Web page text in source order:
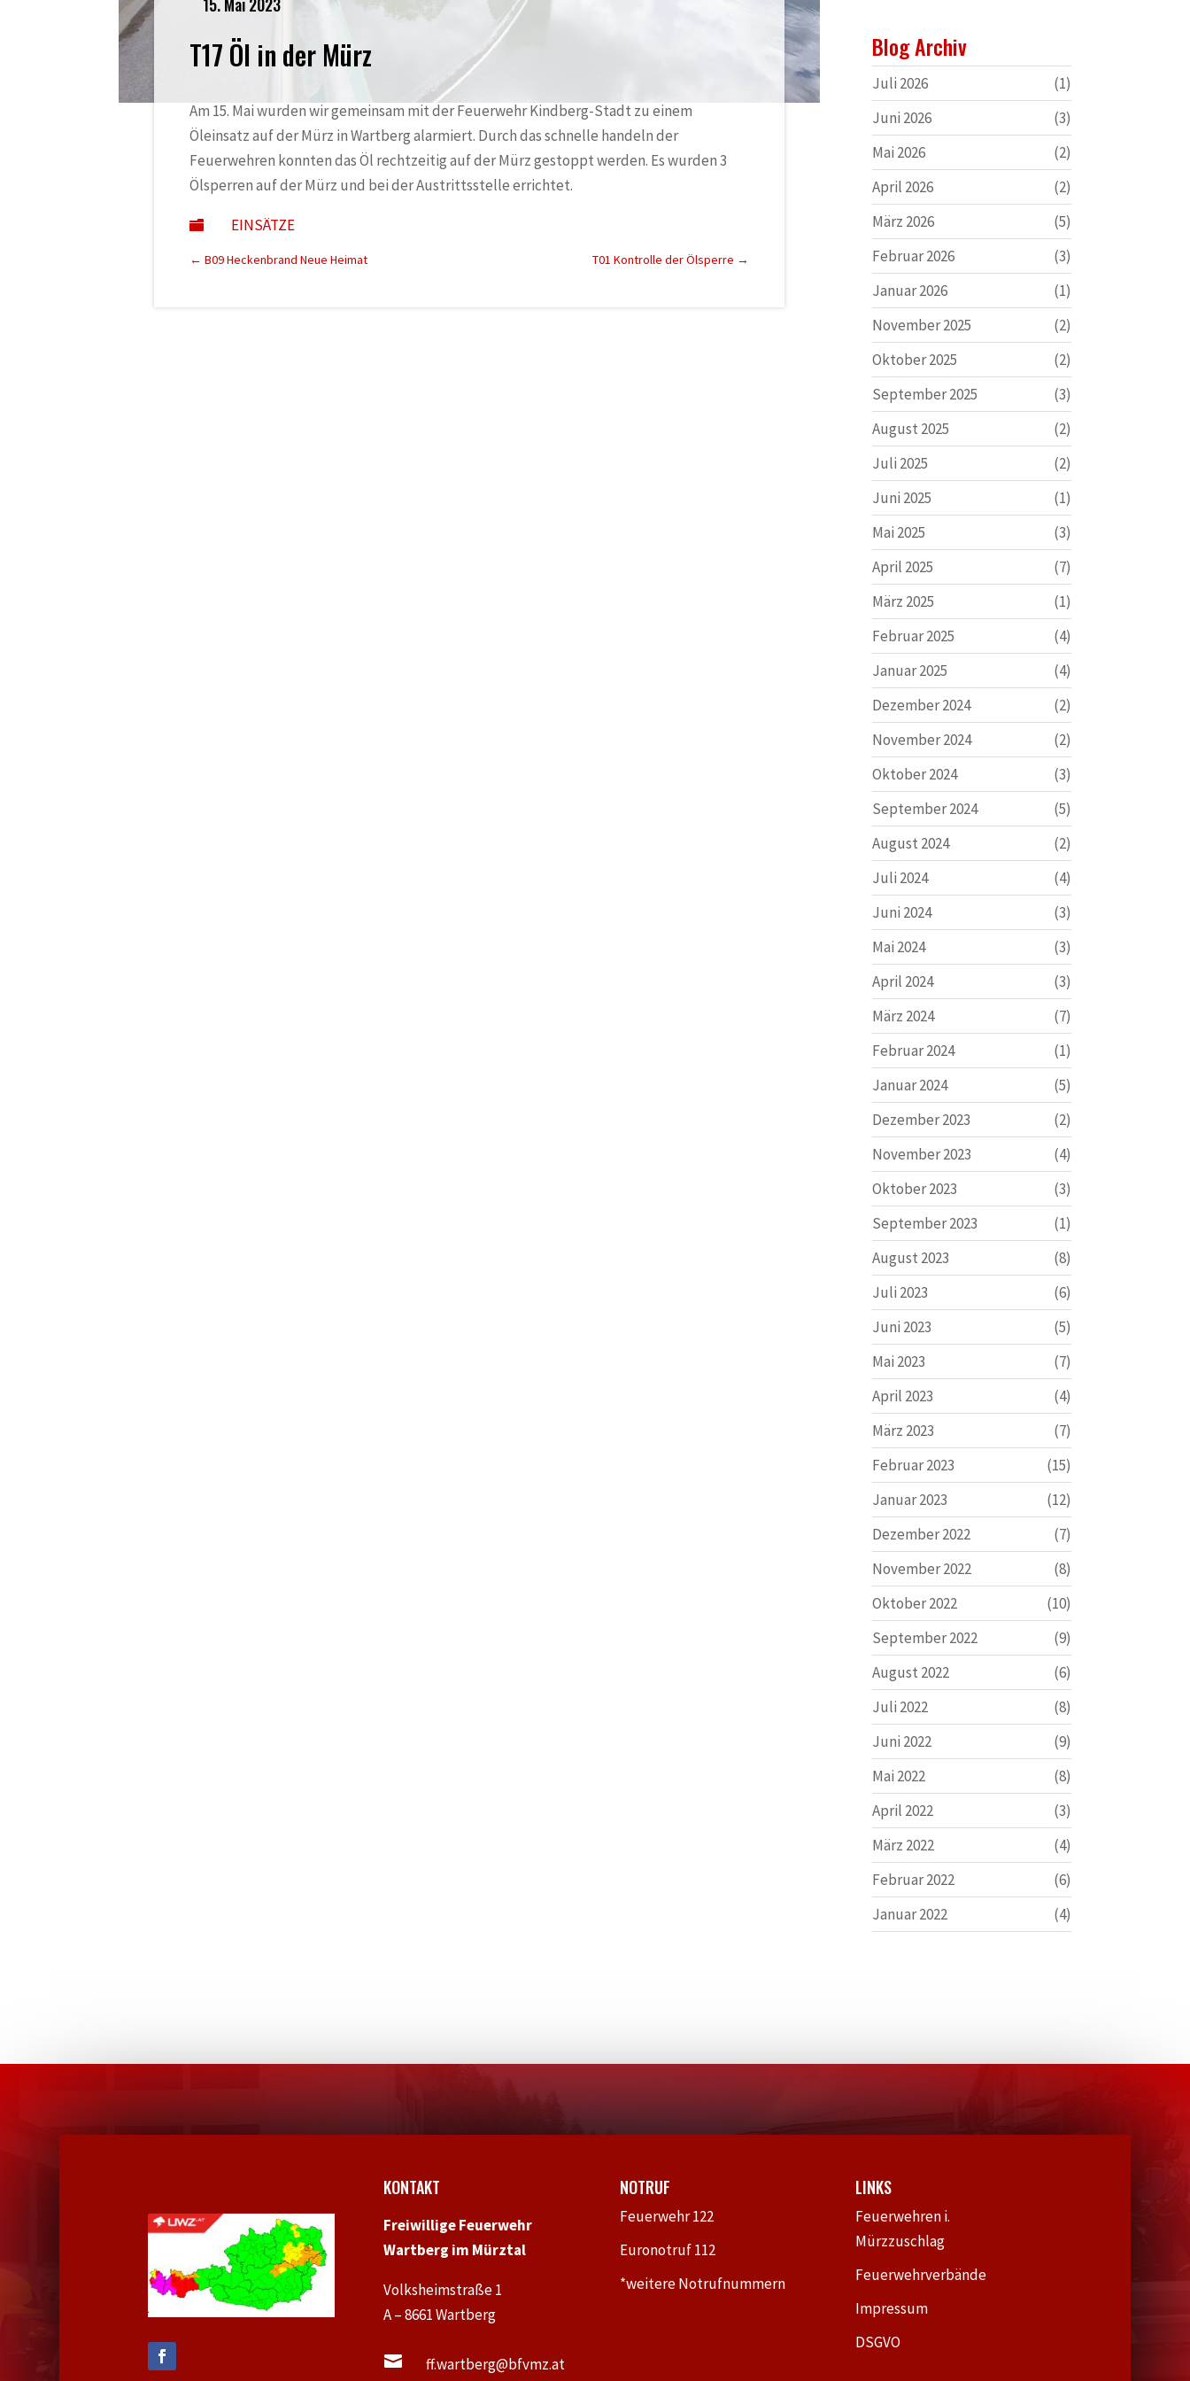
T17 Öl in der Mürz
Am 15. Mai wurden wir gemeinsam mit derFeuerwehr Kindberg-Stadt zu einem
Öleinsatz auf der Mürz in Wartberg alarmiert. Durch das schnelle handeln der
Feuerwehren konnten das Öl rechtzeitig auf der Mürz gestoppt werden. Es wurden 3
Ölsperren auf der Mürz und bei der Austrittsstelle errichtet.
 EINSÄTZE
← B09 Heckenbrand Neue Heimat T01 Kontrolle der Ölsperre →
Blog Archiv
Juli 2026
(1)
Juni 2026
(3)
Mai 2026
(2)
April 2026
(2)
März 2026
(5)
Februar 2026
(3)
Januar 2026
(1)
November 2025
(2)
Oktober 2025
(2)
September 2025
(3)
August 2025
(2)
Juli 2025
(2)
Juni 2025
(1)
Mai 2025
(3)
April 2025
(7)
März 2025
(1)
Februar 2025
(4)
Januar 2025
(4)
Dezember 2024
(2)
November 2024
(2)
Oktober 2024
(3)
September 2024
(5)
August 2024
(2)
Juli 2024
(4)
Juni 2024
(3)
Mai 2024
(3)
April 2024
(3)
März 2024
(7)
Februar 2024
(1)
Januar 2024
(5)
Dezember 2023
(2)
November 2023
(4)
Oktober 2023
(3)
September 2023
(1)
August 2023
(8)
Juli 2023
(6)
Juni 2023
(5)
Mai 2023
(7)
April 2023
(4)
März 2023
(7)
Februar 2023
(15)
Januar 2023
(12)
Dezember 2022
(7)
November 2022
(8)
Oktober 2022
(10)
September 2022
(9)
August 2022
(6)
Juli 2022
(8)
Juni 2022
(9)
Mai 2022
(8)
April 2022
(3)
März 2022
(4)
Februar 2022
(6)
Januar 2022
(4)
KONTAKT
Freiwillige Feuerwehr
Wartberg im Mürztal
Volksheimstraße 1
A – 8661 Wartberg
 ff.wartberg@bfvmz.at
NOTRUF
Feuerwehr 122
Euronotruf 112
*weitere Notrufnummern
LINKS
Feuerwehren i.
Mürzzuschlag
Feuerwehrverbände
Impressum
DSGVO